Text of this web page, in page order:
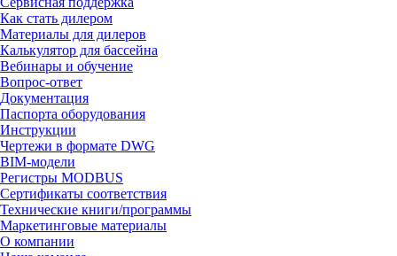
Как стать дилером
Материалы для дилеров
Калькулятор для бассейна
Вебинары и обучение
Вопрос-ответ
Документация
Паспорта оборудования
Инструкции
Чертежи в формате DWG
BIM-модели
Регистры MODBUS
Сертификаты соответствия
Технические книги/программы
Маркетинговые материалы
О компании